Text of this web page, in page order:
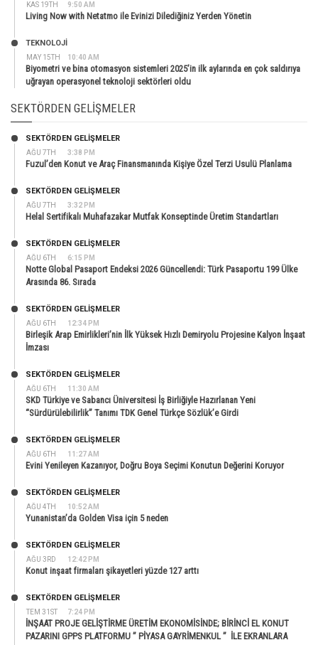
KAS 19TH 9:50 AM
Living Now with Netatmo ile Evinizi Dilediğiniz Yerden Yönetin
MAY 15TH 10:40 AM
TEKNOLOJİ
Biyometri ve bina otomasyon sistemleri 2025’in ilk aylarında en çok saldırıya
uğrayan operasyonel teknoloji sektörleri oldu
SEKTÖRDEN GELIŞMELER
AĞU 7TH 3:38 PM
SEKTÖRDEN GELIŞMELER
Fuzul’den Konut ve Araç Finansmanında Kişiye Özel Terzi Usulü Planlama
AĞU 7TH 3:32 PM
SEKTÖRDEN GELIŞMELER
Helal Sertifikalı Muhafazakar Mutfak Konseptinde Üretim Standartları
AĞU 6TH 6:15 PM
SEKTÖRDEN GELIŞMELER
Notte Global Pasaport Endeksi 2026 Güncellendi: Türk Pasaportu 199 Ülke
Arasında 86. Sırada
AĞU 6TH 12:34 PM
SEKTÖRDEN GELIŞMELER
Birleşik Arap Emirlikleri’nin İlk Yüksek Hızlı Demiryolu Projesine Kalyon İnşaat
İmzası
AĞU 6TH 11:30 AM
SEKTÖRDEN GELIŞMELER
SKD Türkiye ve Sabancı Üniversitesi İş Birliğiyle Hazırlanan Yeni
“Sürdürülebilirlik” Tanımı TDK Genel Türkçe Sözlük’e Girdi
AĞU 6TH 11:27 AM
SEKTÖRDEN GELIŞMELER
Evini Yenileyen Kazanıyor, Doğru Boya Seçimi Konutun Değerini Koruyor
AĞU 4TH 10:52 AM
SEKTÖRDEN GELIŞMELER
Yunanistan’da Golden Visa için 5 neden
AĞU 3RD 12:42 PM
SEKTÖRDEN GELIŞMELER
Konut inşaat firmaları şikayetleri yüzde 127 arttı
TEM 31ST 7:24 PM
SEKTÖRDEN GELIŞMELER
İNŞAAT PROJE GELİŞTİRME ÜRETİM EKONOMİSİNDE; BİRİNCİ EL KONUT
PAZARINI GPPS PLATFORMU ” PİYASA GAYRİMENKUL ” İLE EKRANLARA